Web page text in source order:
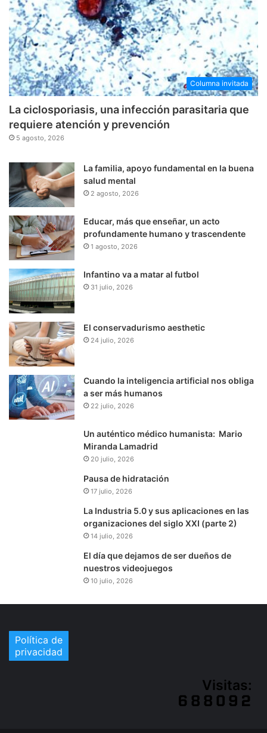
Columna invitada
La ciclosporiasis, una infección parasitaria que
requiere atención y prevención
5 agosto, 2026
La familia, apoyo fundamental en la buena
salud mental
2 agosto, 2026
Educar, más que enseñar, un acto
profundamente humano y trascendente
1 agosto, 2026
Infantino va a matar al futbol
31 julio, 2026
El conservadurismo aesthetic
24 julio, 2026
Cuando la inteligencia artificial nos obliga
a ser más humanos
22 julio, 2026
Un auténtico médico humanista: Mario
Miranda Lamadrid
20 julio, 2026
Pausa de hidratación
17 julio, 2026
La Industria 5.0 y sus aplicaciones en las
organizaciones del siglo XXI (parte 2)
14 julio, 2026
El día que dejamos de ser dueños de
nuestros videojuegos
10 julio, 2026
Política de
privacidad
Visitas: